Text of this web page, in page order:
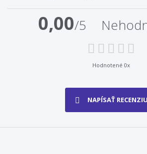
0,00/5
Hodnotené 0x
NAPÍSAŤ RECENZIU